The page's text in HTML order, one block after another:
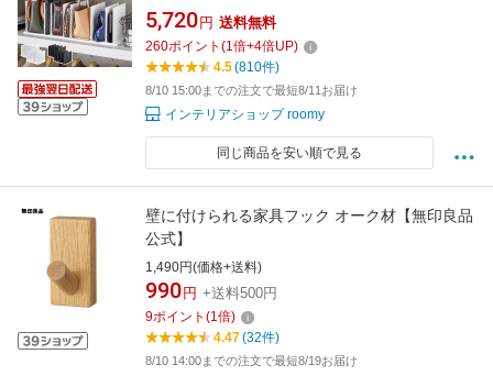
ンド カバン 鞄 型崩れ防止 整理 クローゼット収
納 押し入れ収納 仕切り 押入れ 立てて収納 シン
プル おしゃれ yamazaki smart ブラック ホワイ
ト 4956 4957 公式
5,720 円 送料無料
260ポイント (1倍+4倍UP)
4.5(810件)
8/10 15:00までの注文で最短8/11お届け
インテリアショップ roomy
同じ商品を安い順で見る
壁に付けられる家具フック オーク材【無印良品
公式】
1,490円(価格+送料)
990 円 +送料500円
9ポイント (1倍)
4.47(32件)
8/10 14:00までの注文で最短8/19お届け